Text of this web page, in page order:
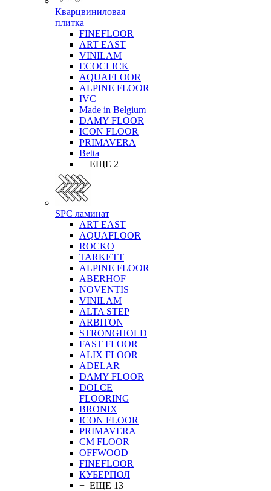
Кварцвиниловая
плитка
FINEFLOOR
ART EAST
VINILAM
ECOCLICK
AQUAFLOOR
ALPINE FLOOR
IVC
Made in Belgium
DAMY FLOOR
ICON FLOOR
PRIMAVERA
Betta
+ ЕЩЕ 2
SPC ламинат
ART EAST
AQUAFLOOR
ROCKO
TARKETT
ALPINE FLOOR
ABERHOF
NOVENTIS
VINILAM
ALTA STEP
ARBITON
STRONGHOLD
FAST FLOOR
ALIX FLOOR
ADELAR
DAMY FLOOR
DOLCE
FLOORING
BRONIX
ICON FLOOR
PRIMAVERA
CM FLOOR
OFFWOOD
FINEFLOOR
КУБЕРПОЛ
+ ЕЩЕ 13